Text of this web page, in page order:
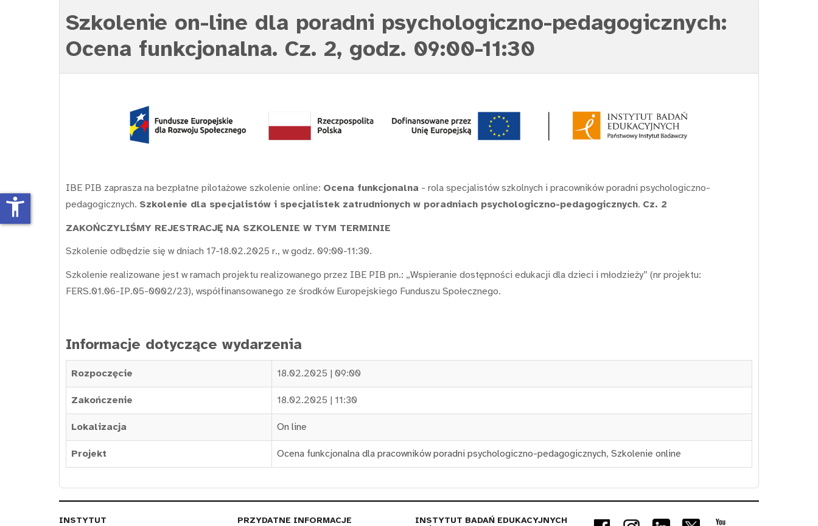
Szkolenie on-line dla poradni psychologiczno-pedagogicznych:
Ocena funkcjonalna. Cz. 2, godz. 09:00-11:30
IBE PIB zaprasza na bezpłatne pilotażowe szkolenie online: Ocena funkcjonalna - rola specjalistów szkolnych i pracowników poradni psychologiczno-
pedagogicznych. Szkolenie dla specjalistów i specjalistek zatrudnionych w poradniach psychologiczno-pedagogicznych. Cz. 2
ZAKOŃCZYLIŚMY REJESTRACJĘ NA SZKOLENIE W TYM TERMINIE
Szkolenie odbędzie się w dniach 17-18.02.2025 r., w godz. 09:00-11:30.
Szkolenie realizowane jest w ramach projektu realizowanego przez IBE PIB pn.: „Wspieranie dostępności edukacji dla dzieci i młodzieży” (nr projektu:
FERS.01.06-IP.05-0002/23), współfinansowanego ze środków Europejskiego Funduszu Społecznego.
Informacje dotyczące wydarzenia
Rozpoczęcie 18.02.2025 | 09:00
Zakończenie 18.02.2025 | 11:30
Lokalizacja On line
Projekt Ocena funkcjonalna dla pracowników poradni psychologiczno-pedagogicznych, Szkolenie online
INSTYTUT PRZYDATNE INFORMACJE
INSTYTUT BADAŃ EDUKACYJNYCH
accessibility_new